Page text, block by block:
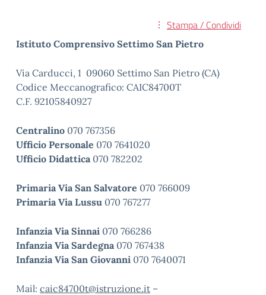
Stampa / Condividi
Istituto Comprensivo Settimo San Pietro
Via Carducci, 1 09060 Settimo San Pietro (CA)
Codice Meccanografico: CAIC84700T
C.F. 92105840927
Centralino 070 767356
Ufficio Personale 070 7641020
Ufficio Didattica070 782202
Primaria Via San Salvatore 070 766009
Primaria Via Lussu 070 767277
Infanzia Via Sinnai 070 766286
Infanzia Via Sardegna070 767438
Infanzia Via San Giovanni 070 7640071
Mail: caic84700t@istruzione.it –